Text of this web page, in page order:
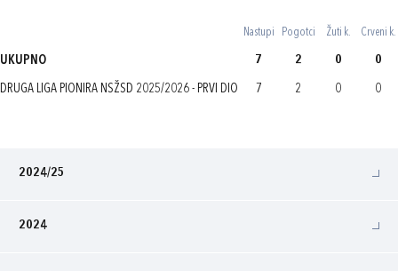
Nastupi Pogotci Žuti k. Crveni k.
UKUPNO 7 2 0 0
DRUGA LIGA PIONIRA NSŽSD 2025/2026 - PRVI DIO 7 2 0 0
2024/25
2024